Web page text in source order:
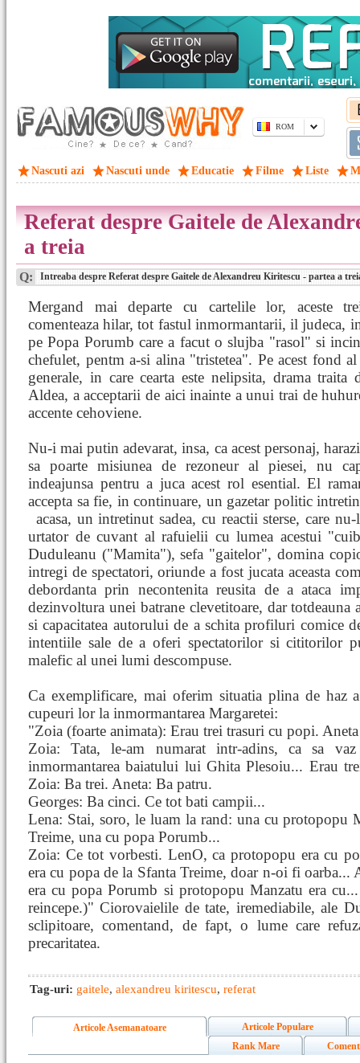
ROM
Nascuti azi Nascuti unde Educatie Filme Liste
Referat despre Gaitele de
a treia
Q: Intreaba despre Referat despre Gaitele de Alexandreu Kiritescu - partea a
Mergand mai departe cu cartelile lor, aceste
comenteaza hilar, tot fastul inmormantarii, il judeca,
pe Popa Porumb care a facut o slujba "rasol" si
chefulet, pentm a-si alina "tristetea". Pe acest fond
generale, in care cearta este nelipsita, drama traita
Aldea, a acceptarii de aici inainte a unui trai de
accente cehoviene.
Nu-i mai putin adevarat, insa, ca acest personaj,
sa poarte misiunea de rezoneur al piesei, nu
indeajunsa pentru a juca acest rol esential. El
accepta sa fie, in continuare, un gazetar politic
acasa, un intretinut sadea, cu reactii sterse, care
urtator de cuvant al rafuielii cu lumea acestui
Duduleanu ("Mamita"), sefa "gaitelor", domina
intregi de spectatori, oriunde a fost jucata aceasta
debordanta prin necontenita reusita de a ataca
dezinvoltura unei batrane clevetitoare, dar
si capacitatea autorului de a schita profiluri comice
intentiile sale de a oferi spectatorilor si cititorilor
malefic al unei lumi descompuse.
Ca exemplificare, mai oferim situatia plina de haz
cupeuri lor la inmormantarea Margaretei:
"Zoia (foarte animata): Erau trei trasuri cu popi.
Zoia: Tata, le-am numarat intr-adins, ca sa
inmormantarea baiatului lui Ghita Plesoiu... Erau
Zoia: Ba trei. Aneta: Ba patru.
Georges: Ba cinci. Ce tot bati campii...
Lena: Stai, soro, le luam la rand: una cu protopopu
Treime, una cu popa Porumb...
Zoia: Ce tot vorbesti. LenO, ca protopopu era cu
era cu popa de la Sfanta Treime, doar n-oi fi oarba...
era cu popa Porumb si protopopu Manzatu era
reincepe.)" Ciorovaielile de tate, iremediabile, ale
sclipitoare, comentand, de fapt, o lume care
precaritatea.
Tag-uri: gaitele, alexandreu kiritescu, referat
Articole Asemanatoare
Articole Populare
Rank Mare